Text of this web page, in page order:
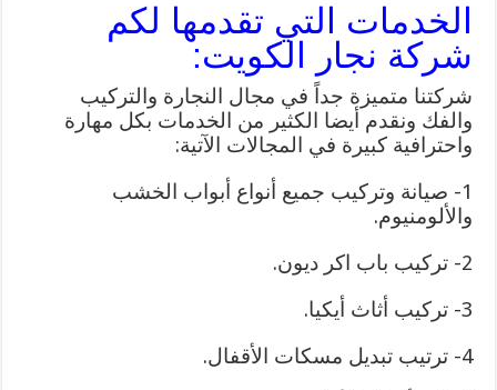
الخدمات التي تقدمها لكم
شركة نجار الكويت:
شركتنا متميزة جداً في مجال النجارة والتركيب
والفك ونقدم أيضا الكثير من الخدمات بكل مهارة
واحترافية كبيرة في المجالات الآتية:
1- صيانة وتركيب جميع أنواع أبواب الخشب
والألومنيوم.
2- تركيب باب اكر ديون.
3- تركيب أثاث أيكيا.
4- ترتيب تبديل مسكات الأقفال.